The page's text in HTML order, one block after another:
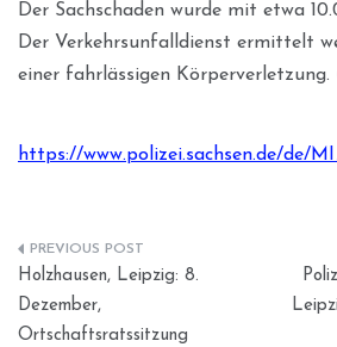
Der Sachschaden wurde mit etwa
Der Verkehrsunfalldienst ermittelt
einer fahrlässigen
https://www.polizei.sachsen.de/de/
Beitragsnavigation
Holzhausen, Leipzig: 8.
Dezember,
Ortschaftsratssitzung